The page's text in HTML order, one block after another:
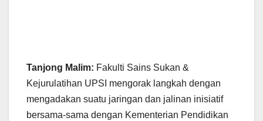
Tanjong Malim: Fakulti Sains Sukan &
Kejurulatihan UPSI mengorak langkah dengan
mengadakan suatu jaringan dan jalinan inisiatif
bersama-sama dengan Kementerian Pendidikan